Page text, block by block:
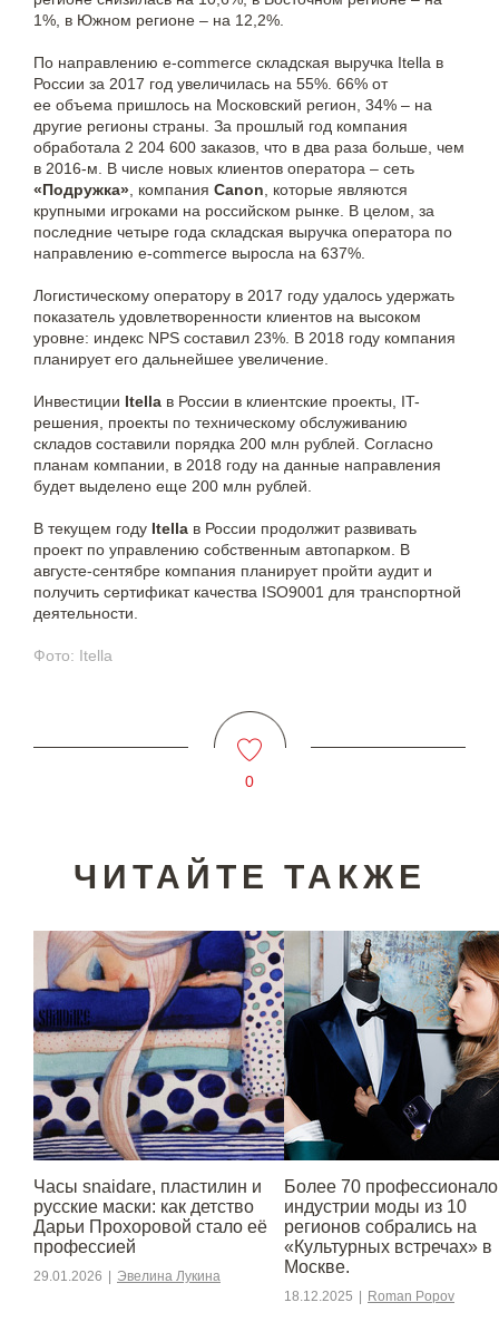
1%, в Южном регионе – на 12,2%.
По направлению e-commerce складская выручка Itella в
России за 2017 год увеличилась на 55%. 66% от
ее объема пришлось на Московский регион, 34% – на
другие регионы страны. За прошлый год компания
обработала 2 204 600 заказов, что в два раза больше, чем
в 2016-м. В числе новых клиентов оператора – сеть
«Подружка» , компания Canon , которые являются
крупными игроками на российском рынке. В целом, за
последние четыре года складская выручка оператора по
направлению e-commerce выросла на 637%.
Логистическому оператору в 2017 году удалось удержать
показатель удовлетворенности клиентов на высоком
уровне: индекс NPS составил 23%. В 2018 году компания
планирует его дальнейшее увеличение.
Инвестиции Itella в России в клиентские проекты, IT-
решения, проекты по техническому обслуживанию
складов составили порядка 200 млн рублей. Согласно
планам компании, в 2018 году на данные направления
будет выделено еще 200 млн рублей.
В текущем году Itella в России продолжит развивать
проект по управлению собственным автопарком. В
августе-сентябре компания планирует пройти аудит и
получить сертификат качества ISO9001 для транспортной
деятельности.
Фото: Itella
0
ЧИТАЙТЕ ТАКЖЕ
Часы snaidare, пластилин и
русские маски: как детство
Дарьи Прохоровой стало её
профессией
29.01.2026 | Эвелина Лукина
Более 70
индустрии моды из 10
регионов собрались на
«Культурных встречах» в
Москве.
18.12.2025 | Roman Popov